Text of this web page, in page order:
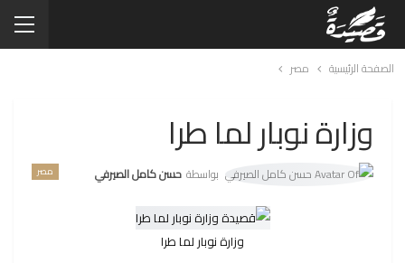
الصفحة الرئيسية مصر
وزارة نوبار لما طرا
مصر بواسطة حسن كامل الصيرفي
وزارة نوبار لما طرا